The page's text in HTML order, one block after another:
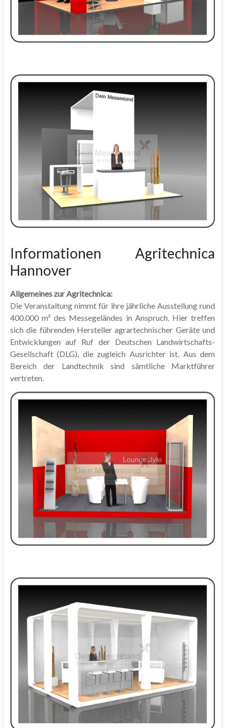
Informationen Agritechnica
Hannover
Allgemeines zur Agritechnica:
Die Veranstaltung nimmt für ihre jährliche Ausstellung rund
400.000 m² des Messegeländes in Anspruch. Hier treffen
sich die führenden Hersteller agrartechnischer Geräte und
Entwicklungen auf Ruf der Deutschen Landwirtschafts-
Gesellschaft (DLG), die zugleich Ausrichter ist. Aus dem
Bereich der Landtechnik sind sämtliche Marktführer
vertreten.